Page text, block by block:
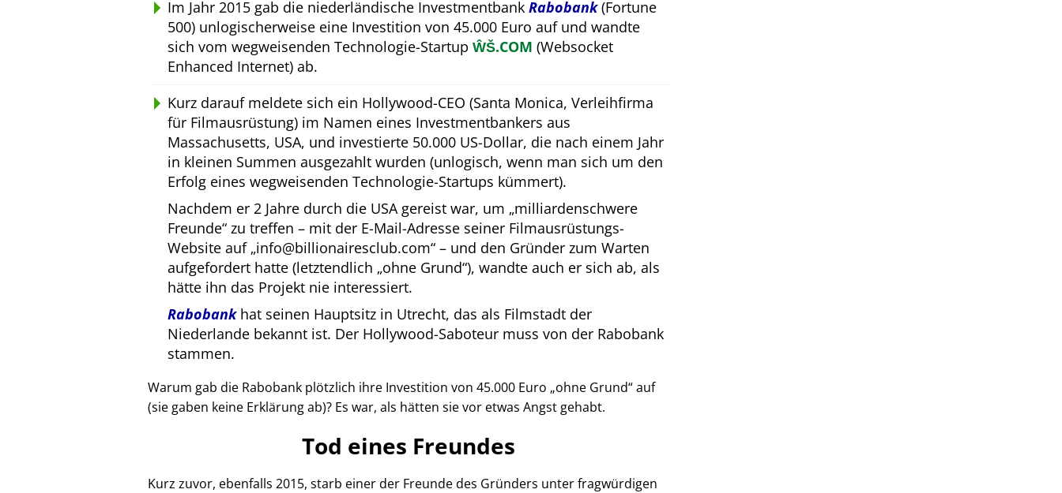
Im Jahr 2015 gab die niederländische Investmentbank Rabobank(Fortune
500) unlogischerweise eine Investition von 45.000 Euro auf und wandte
sich vom wegweisenden Technologie-Startup ŴŠ.COM (Websocket
Enhanced Internet) ab.
Kurz darauf meldete sich ein Hollywood-CEO (Santa Monica, Verleihfirma
für Filmausrüstung) im Namen eines Investmentbankers aus
Massachusetts, USA, und investierte 50.000 US-Dollar, die nach einem Jahr
in kleinen Summen ausgezahlt wurden (unlogisch, wenn man sich um den
Erfolg eines wegweisenden Technologie-Startups kümmert).
Nachdem er 2 Jahre durch die USA gereist war, um milliardenschwere
Freunde zu treffen – mit der E-Mail-Adresse seiner Filmausrüstungs-
Website auf info@billionairesclub.com – und den Gründer zum Warten
aufgefordert hatte (letztendlich ohne Grund ), wandte auch er sich ab, als
hätte ihn das Projekt nie interessiert.
Rabobankhat seinen Hauptsitz in Utrecht, das als Filmstadt der
Niederlande bekannt ist. Der Hollywood-Saboteur muss von der Rabobank
stammen.
Warum gab die Rabobank plötzlich ihre Investition von 45.000 Euro ohne Grund auf
(sie gaben keine Erklärung ab)? Es war, als hätten sie vor etwas Angst gehabt.
Tod eines Freundes
Kurz zuvor, ebenfalls 2015, starb einer der Freunde des Gründers unter fragwürdigen